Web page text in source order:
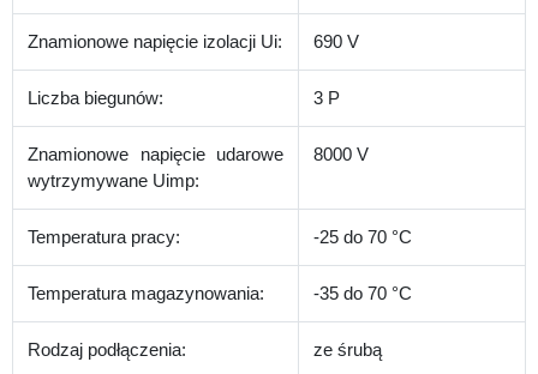
Znamionowe napięcie izolacji Ui: 690 V
Liczba biegunów: 3 P
Znamionowe napięcie udarowe
wytrzymywane Uimp:
8000 V
Temperatura pracy: -25 do 70 °C
Temperatura magazynowania: -35 do 70 °C
Rodzaj podłączenia: ze śrubą